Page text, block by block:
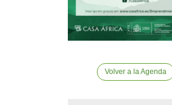
Volver a la Agenda